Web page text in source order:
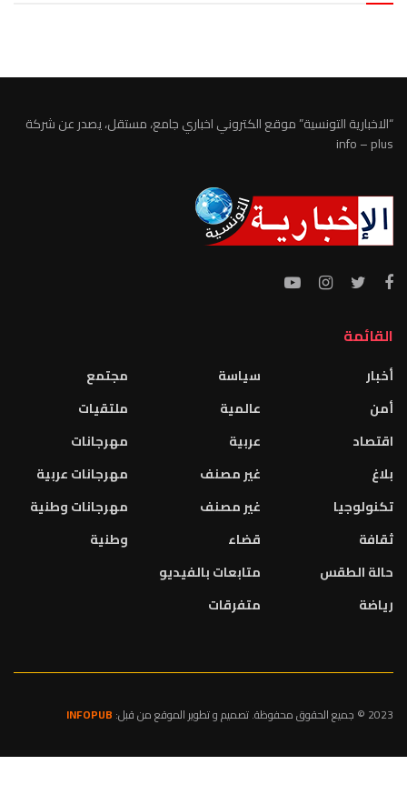
“الاخبارية التونسية” موقع الكتروني اخباري جامع، مستقل، يصدر عن شركة
info – plus
القائمة
أخبار
أمن
اقتصاد
بلاغ
تكنولوجيا
ثقافة
حالة الطقس
رياضة
سياسة
عالمية
عربية
غير مصنف
غير مصنف
قضاء
متابعات بالفيديو
متفرقات
مجتمع
ملتقيات
مهرجانات
مهرجانات عربية
مهرجانات وطنية
وطنية
2023 © جميع الحقوق محفوظة. تصميم و تطوير الموقع من قبل: INFOPUB